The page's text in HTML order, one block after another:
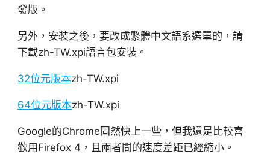
發版。
另外，安裝之後，要改成繁體中文語系選單的，請
下載zh-TW.xpi語言包安裝。
32位元版本zh-TW.xpi
64位元版本zh-TW.xpi
Google的Chrome固然快上一些，但我還是比較喜
歡用Firefox 4，且兩者間的速度差距已經縮小。